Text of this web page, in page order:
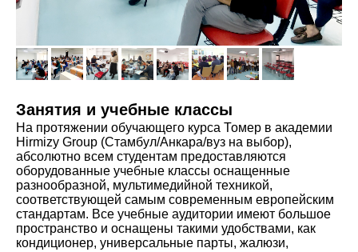
Занятия и учебные классы
На протяжении обучающего курса Томер в академии
Hirmizy Group (Стамбул/Анкара/вуз на выбор),
абсолютно всем студентам предоставляются
оборудованные учебные классы оснащенные
разнообразной, мультимедийной техникой,
соответствующей самым современным европейским
стандартам. Все учебные аудитории имеют большое
пространство и оснащены такими удобствами, как
кондиционер, универсальные парты, жалюзи,